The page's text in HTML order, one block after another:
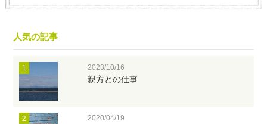
人気の記事
2023/10/16
親方との仕事
1
2020/04/19
2